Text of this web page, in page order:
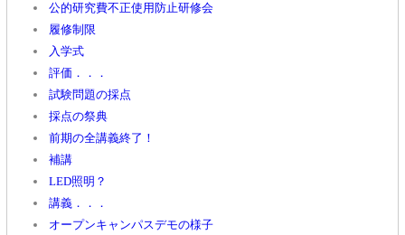
公的研究費不正使用防止研修会
履修制限
入学式
評価．．．
試験問題の採点
採点の祭典
前期の全講義終了！
補講
LED照明？
講義．．．
オープンキャンパスデモの様子